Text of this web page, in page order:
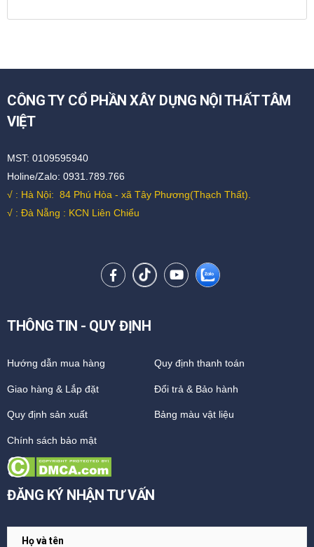
CÔNG TY CỔ PHẦN XÂY DỰNG NỘI THẤT TÂM
VIỆT
MST: 0109595940
Holine/Zalo: 0931.789.766
√ : Hà Nội: 84 Phú Hòa - xã Tây Phương(Thạch Thất).
√ : Đà Nẵng : KCN Liên Chiểu
THÔNG TIN - QUY ĐỊNH
Hướng dẫn mua hàng Quy định thanh toán
Giao hàng & Lắp đặt Đổi trả & Bảo hành
Quy định sản xuất Bảng màu vật liệu
Chính sách bảo mật
ĐĂNG KÝ NHẬN TƯ VẤN